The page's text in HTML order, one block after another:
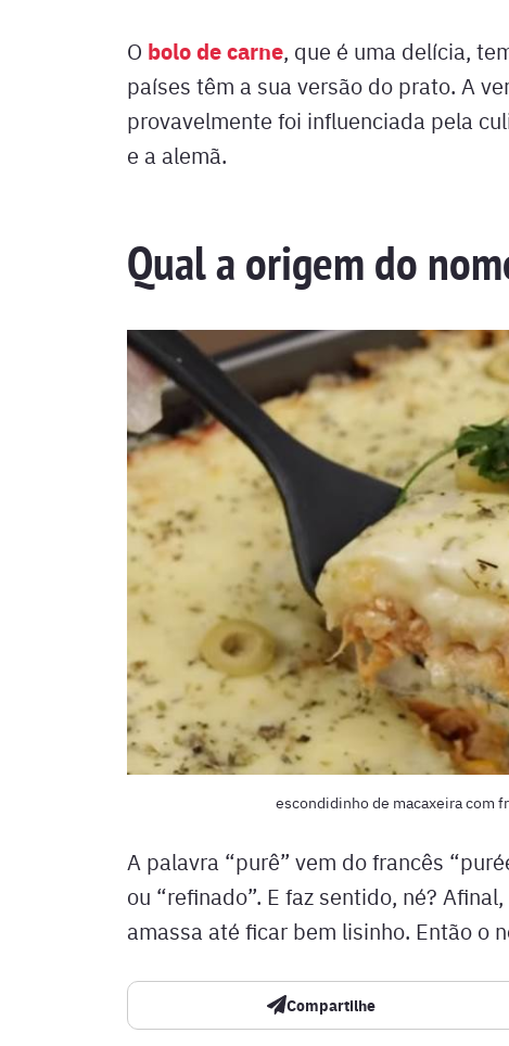
O bolo de carne, que é uma delícia,
países têm a sua versão do prato. A
provavelmente foi influenciada pela
e a alemã.
Qual a origem do
escondidinho de macaxeira com
A palavra “purê” vem do francês
ou “refinado”. E faz sentido, né?
amassa até ficar bem lisinho. Então o
Compartilhe